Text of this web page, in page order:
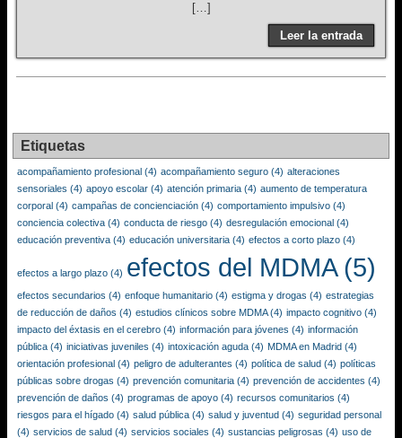
[…]
Leer la entrada
Etiquetas
acompañamiento profesional (4) acompañamiento seguro (4) alteraciones
sensoriales (4) apoyo escolar (4) atención primaria (4) aumento de temperatura
corporal (4) campañas de concienciación (4) comportamiento impulsivo (4)
conciencia colectiva (4) conducta de riesgo (4) desregulación emocional (4)
educación preventiva (4) educación universitaria (4) efectos a corto plazo (4)
efectos a largo plazo (4) efectos del MDMA(5)
efectos secundarios (4) enfoque humanitario (4) estigma y drogas (4) estrategias
de reducción de daños (4) estudios clínicos sobre MDMA(4) impacto cognitivo (4)
impacto del éxtasis en el cerebro (4) información para jóvenes (4) información
pública (4) iniciativas juveniles (4) intoxicación aguda (4) MDMA en Madrid (4)
orientación profesional (4) peligro de adulterantes (4) política de salud (4) políticas
públicas sobre drogas (4) prevención comunitaria (4) prevención de accidentes (4)
prevención de daños (4) programas de apoyo (4) recursos comunitarios (4)
riesgos para el hígado (4) salud pública (4) salud y juventud (4) seguridad personal
(4) servicios de salud (4) servicios sociales (4) sustancias peligrosas (4) uso de